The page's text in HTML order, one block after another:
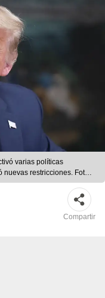
varias políticas
nuevas restricciones. Foto:
Compartir